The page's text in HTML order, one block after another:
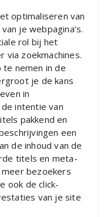
optimaliseren van
je webpagina’s.
rol bij het
via zoekmachines.
nemen in de
je de kans
in
intentie van
pakkend en
een
de inhoud van de
titels en meta-
bezoekers
ook de click-
van je site